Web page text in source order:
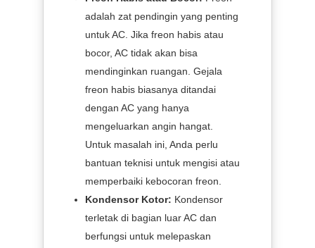
adalah zat pendingin yang penting
untuk AC. Jika freon habis atau
bocor, AC tidak akan bisa
mendinginkan ruangan. Gejala
freon habis biasanya ditandai
dengan AC yang hanya
mengeluarkan angin hangat.
Untuk masalah ini, Anda perlu
bantuan teknisi untuk mengisi atau
memperbaiki kebocoran freon.
Kondensor Kotor: Kondensor
terletak di bagian luar AC dan
berfungsi untuk melepaskan